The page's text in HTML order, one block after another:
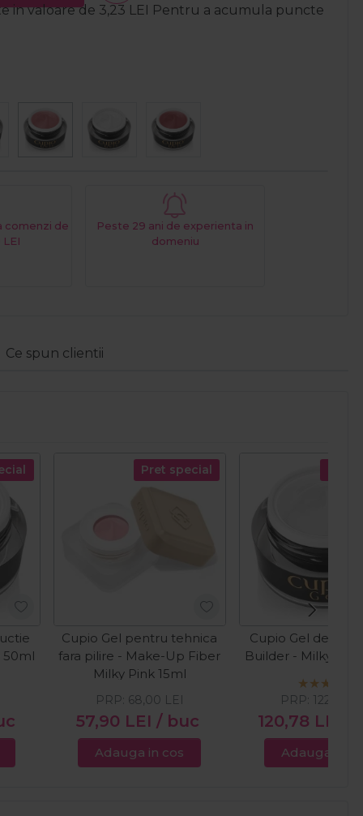
in valoare de 3,23 LEI Pentru a acumula puncte
comenzi de
Peste 29 ani de experienta in
domeniu
Ce spun clientii
50ml
Pret special
Cupio Gel pentru tehnica
fara pilire - Make-Up Fiber
Milky Pink 15ml
57,90 LEI / buc
PRP: 68,00 LEI
Adauga in cos
Cupio Gel de
Builder - Milky
120,78 LEI
PRP: 122,00
Adauga in